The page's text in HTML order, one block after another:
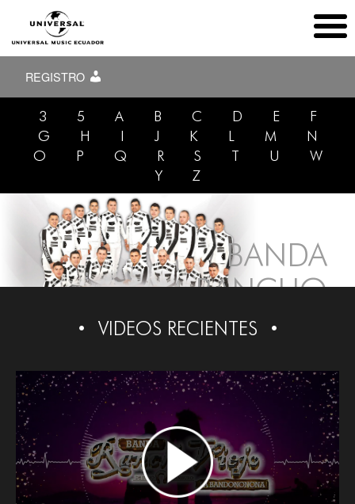
REGISTRO
3 5 A B C D E
F
G
H I J K L M
N
O
P Q R S T U
W
Y
Z
BANDA
RANCHO
VIEJO
VIDEOS RECIENTES